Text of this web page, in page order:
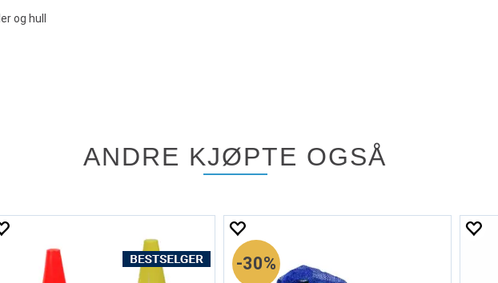
og hull
ANDRE KJØPTE OGSÅ
30%